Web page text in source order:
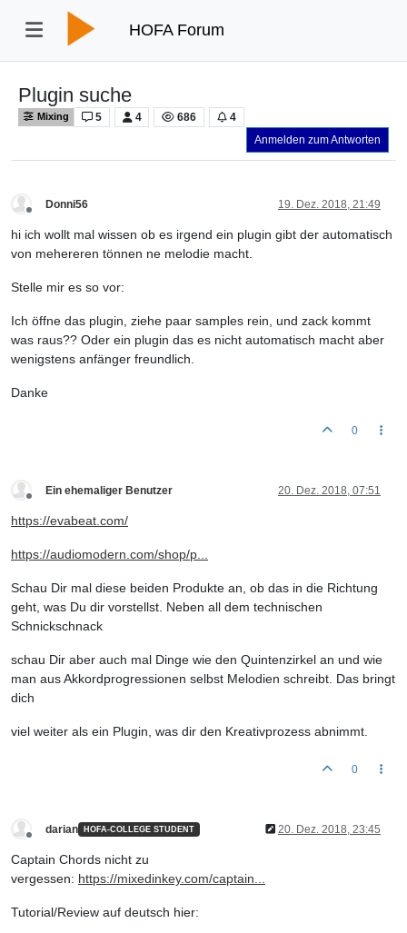
HOFA Forum
Plugin suche
Mixing 5 4 686
4
Anmelden zum Antworten
Donni56 19. Dez. 2018, 21:49
hi ich wollt mal wissen ob es irgend ein plugin gibt der automatisch
von mehereren tönnen ne melodie macht.
Stelle mir es so vor:
Ich öffne das plugin, ziehe paar samples rein, und zack kommt
was raus?? Oder ein plugin das es nicht automatisch macht aber
wenigstens anfänger freundlich.
Danke
0
Ein ehemaliger Benutzer 20. Dez. 2018, 07:51
https://evabeat.com/
https://audiomodern.com/shop/p...
Schau Dir mal diese beiden Produkte an, ob das in die Richtung
geht, was Du dir vorstellst. Neben all dem technischen
Schnickschnack
schau Dir aber auch mal Dinge wie den Quintenzirkel an und wie
man aus Akkordprogressionen selbst Melodien schreibt. Das bringt
dich
viel weiter als ein Plugin, was dir den Kreativprozess abnimmt.
0
darian HOFA-COLLEGE STUDENT 20. Dez. 2018, 23:45
Captain Chords nicht zu
vergessen: https://mixedinkey.com/captain...
Tutorial/Review auf deutsch hier: